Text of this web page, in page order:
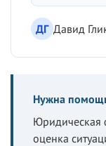
ДГ Давид
Нужна
Юридическая
оценка